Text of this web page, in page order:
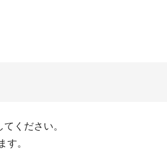
ください。
す。